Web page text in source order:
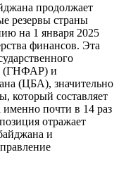
продолжает
резервы страны
на 1 января 2025
финансов. Эта
(ГНФАР) и
(ЦБА), значительно
который составляет
именно почти в 14 раз
отражает
и